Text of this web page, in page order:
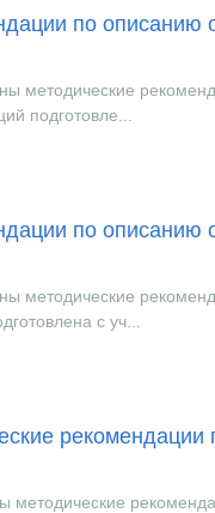
по описанию
методические
подготовле...
по описанию
методические
с уч...